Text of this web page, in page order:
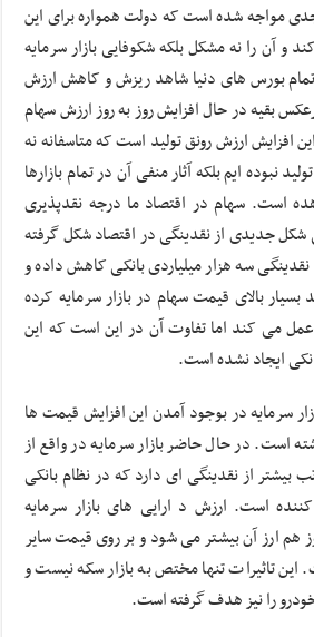
جدی مواجه شده است که دولت همواره برای این
و آن را نه مشکل بلکه شکوفایی بازار سرمایه
بورس های دنیا شاهد ریزش و کاهش ارزش
بقیه در حال افزایش روز به روز ارزش سهام
افزایش ارزش رونق تولید است که متاسفانه نه
نبوده ایم بلکه آثار منفی آن در تمام بازارها
است. سهام در اقتصاد ما درجه نقدپذیری
شکل جدیدی از نقدینگی در اقتصاد شکل گرفته
نقدینگی سه هزار میلیاردی بانکی کاهش داده و
بالای قیمت سهام در بازار سرمایه کرده
می کند اما تفاوت آن در این است که این
ایجاد نشده است.
سرمایه در بوجود آمدن این افزایش قیمت ها
است. در حال حاضر بازار سرمایه در واقع از
بیشتر از نقدینگی ای دارد که در نظام بانکی
است. ارزش د ارایی های بازار سرمایه
هم ارز آن بیشتر می شود و بر روی قیمت سایر
این تاثیرات تنها مختص به بازار سکه نیست و
خودرو را نیز هدف گرفته است.